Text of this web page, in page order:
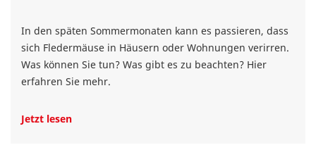
In den späten Sommermonaten kann es passieren, dass
sich Fledermäuse in Häusern oder Wohnungen verirren.
Was können Sie tun? Was gibt es zu beachten? Hier
erfahren Sie mehr.
Jetzt lesen